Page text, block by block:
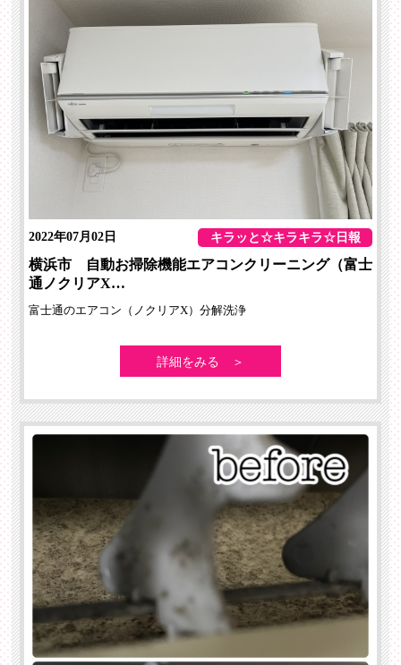
2022年07月02日 キラッと☆キラキラ☆日報
横浜市 自動お掃除機能エアコンクリーニング（富士
通ノクリアX…
富士通のエアコン（ノクリアX）分解洗浄
詳細をみる ＞